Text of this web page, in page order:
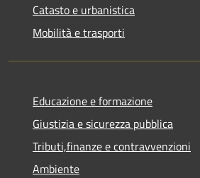
Catasto e urbanistica
Mobilità e trasporti
Educazione e formazione
Giustizia e sicurezza pubblica
Tributi,finanze e contravvenzioni
Ambiente